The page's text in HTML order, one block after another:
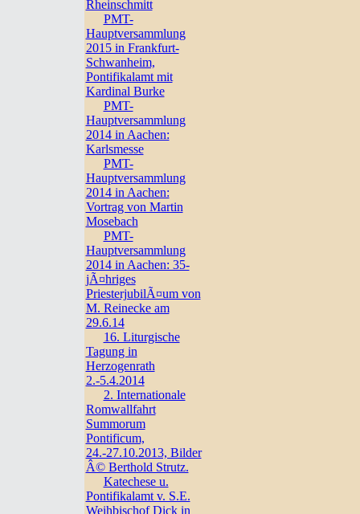
Rheinschmitt
PMT-
Hauptversammlung
2015 in Frankfurt-
Schwanheim,
Pontifikalamt mit
Kardinal Burke
PMT-
Hauptversammlung
2014 in Aachen:
Karlsmesse
PMT-
Hauptversammlung
2014 in Aachen:
Vortrag von Martin
Mosebach
PMT-
Hauptversammlung
2014 in Aachen: 35-
jÃ¤hriges
PriesterjubilÃ¤um von
M. Reinecke am
29.6.14
16. Liturgische
Tagung in
Herzogenrath
2.-5.4.2014
2. Internationale
Romwallfahrt
Summorum
Pontificum,
24.-27.10.2013, Bilder
Â© Berthold Strutz.
Katechese u.
Pontifikalamt v. S.E.
Weihbischof Dick in